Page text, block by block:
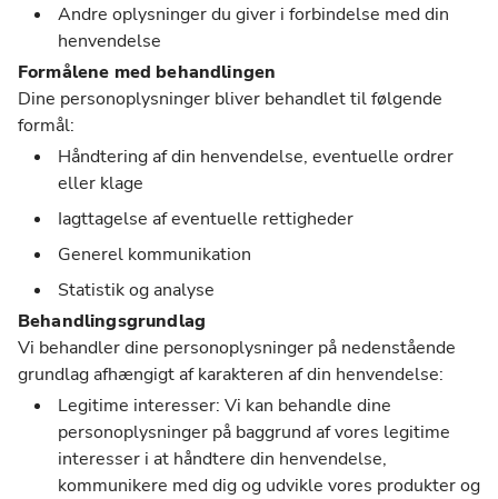
Andre oplysninger du giver i forbindelse med din
henvendelse
Formålene med behandlingen
Dine personoplysninger bliver behandlet til følgende
formål:
Håndtering af din henvendelse, eventuelle ordrer
eller klage
Iagttagelse af eventuelle rettigheder
Generel kommunikation
Statistik og analyse
Behandlingsgrundlag
Vi behandler dine personoplysninger på nedenstående
grundlag afhængigt af karakteren af din henvendelse:
Legitime interesser: Vi kan behandle dine
personoplysninger på baggrund af vores legitime
interesser i at håndtere din henvendelse,
kommunikere med dig og udvikle vores produkter og